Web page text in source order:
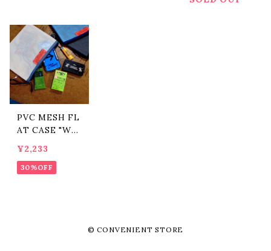
PVC MESH FL
AT CASE "WE
ウィークエンダ
ー"
¥2,233
30%OFF
© CONVENIENT STORE